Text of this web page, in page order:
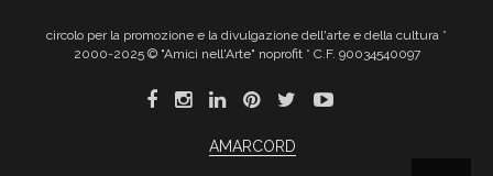
circolo per la promozione e la divulgazione dell'arte e della cultura *
2000-2025 © "Amici nell'Arte" noprofit * C.F. 90034540097
AMARCORD